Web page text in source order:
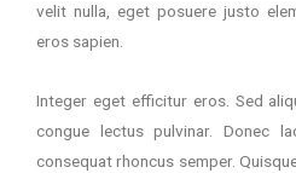
velit nulla, eget posuere justo
eros sapien.
Integer eget efficitur eros. Sed
congue lectus pulvinar. Donec
consequat rhoncus semper.